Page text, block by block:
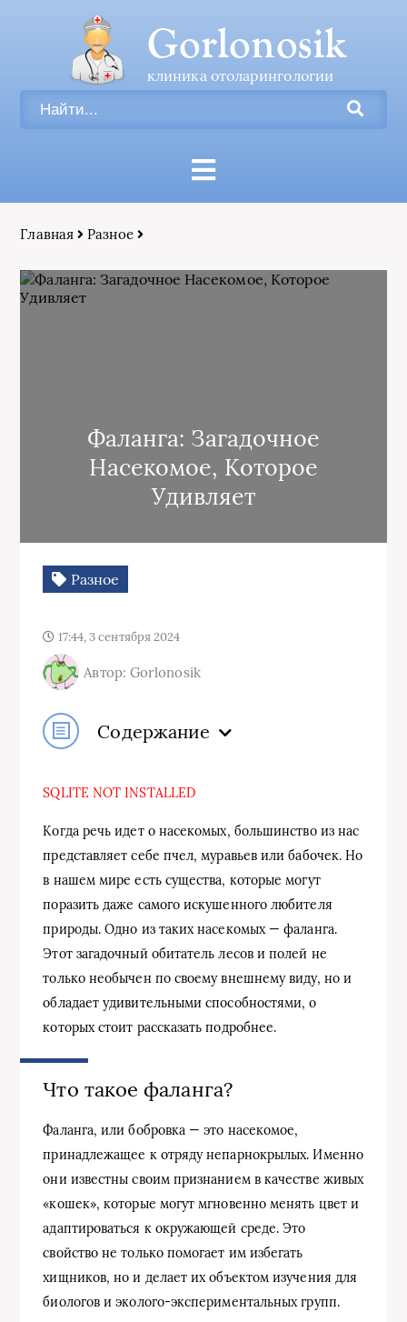
Gorlonosik
клиника отоларингологии
Главная Разное
Фаланга: Загадочное
Насекомое, Которое
Удивляет
Разное
17:44, 3 сентября 2024
Автор: Gorlonosik
Содержание
SQLITE NOT INSTALLED
Когда речь идет о насекомых, большинство из нас
представляет себе пчел, муравьев или бабочек. Но
в нашем мире есть существа, которые могут
поразить даже самого искушенного любителя
природы. Одно из таких насекомых — фаланга.
Этот загадочный обитатель лесов и полей не
только необычен по своему внешнему виду, но и
обладает удивительными способностями, о
которых стоит рассказать подробнее.
Что такое фаланга?
Фаланга, или бобровка — это насекомое,
принадлежащее к отряду непарнокрылых. Именно
они известны своим признанием в качестве живых
«кошек», которые могут мгновенно менять цвет и
адаптироваться к окружающей среде. Это
свойство не только помогает им избегать
хищников, но и делает их объектом изучения для
биологов и эколого-экспериментальных групп.